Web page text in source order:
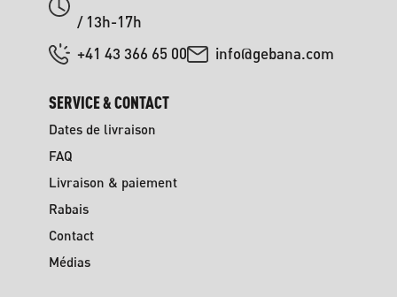
/ 13h-17h
+41 43 366 65 00
info@gebana.com
SERVICE & CONTACT
Dates de livraison
FAQ
Livraison & paiement
Rabais
Contact
Médias